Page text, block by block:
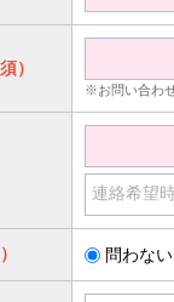
）
※お問い合わ
連絡希望
問わない